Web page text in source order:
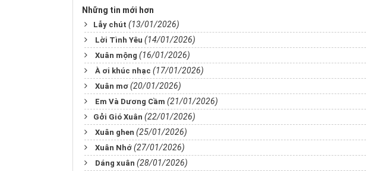
Những tin mới hơn
​​​​​​​Lẫy chút (13/01/2026)
Lời Tình Yêu (14/01/2026)
Xuân mộng (16/01/2026)
À ơi khúc nhạc (17/01/2026)
Xuân mơ (20/01/2026)
Em Và Dương Cầm (21/01/2026)
​​​​​​​Gởi Gió Xuân (22/01/2026)
Xuân ghen (25/01/2026)
Xuân Nhớ (27/01/2026)
Dáng xuân (28/01/2026)